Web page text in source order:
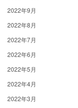
2022年9月
2022年8月
2022年7月
2022年6月
2022年5月
2022年4月
2022年3月